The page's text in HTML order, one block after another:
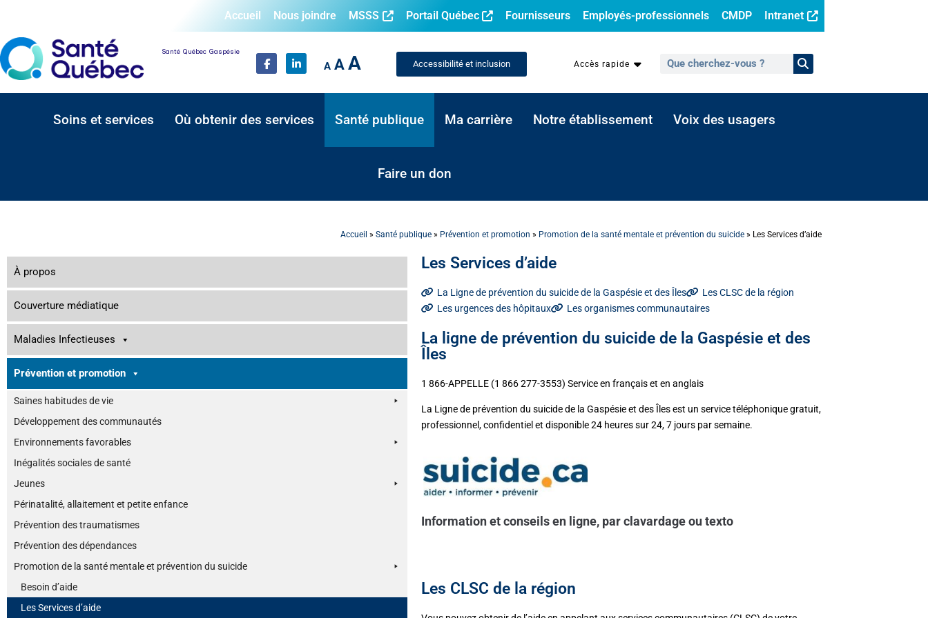
Accueil Nous joindre MSSS Portail Québec Fournisseurs Employés-professionnels CMDP Intranet
Santé Québec Gaspésie
A A A Accessibilité et inclusion Accès rapide
Soins et services Où obtenir des services Santé publique Ma carrière Notre établissement Voix des usagers
Faire un don
Accueil » Santé publique » Prévention et promotion » Promotion de la santé mentale et prévention du suicide » Les Services d’aide
À propos
Couverture médiatique
Maladies Infectieuses
Prévention et promotion
Saines habitudes de vie
Développement des communautés
Environnements favorables
Inégalités sociales de santé
Jeunes
Périnatalité, allaitement et petite enfance
Prévention des traumatismes
Prévention des dépendances
Promotion de la santé mentale et prévention du suicide
Besoin d’aide
Les Services d’aide
Les Services d’aide
La Ligne de prévention du suicide de la Gaspésie et des Îles
Les CLSC de la région
Les urgences des hôpitaux
Les organismes communautaires
La ligne de prévention du suicide de la Gaspésie et des
Îles
1 866-APPELLE (1 866 277-3553) Service en français et en anglais
La Ligne de prévention du suicide de la Gaspésie et des Îles est un service téléphonique gratuit,
professionnel, confidentiel et disponible 24 heures sur 24, 7 jours par semaine.
Information et conseils en ligne, par clavardage ou texto
Les CLSC de la région